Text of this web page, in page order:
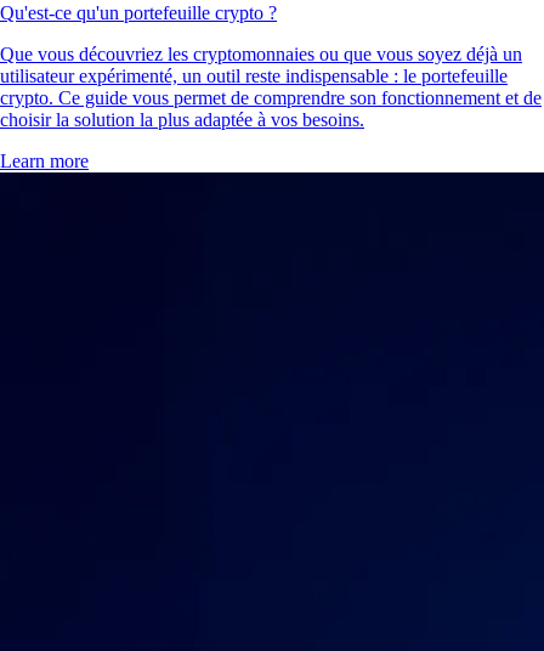
Qu'est-ce qu'un portefeuille crypto ?
Que vous découvriez les cryptomonnaies ou que vous soyez déjà un
utilisateur expérimenté, un outil reste indispensable : le portefeuille
crypto. Ce guide vous permet de comprendre son fonctionnement et de
choisir la solution la plus adaptée à vos besoins.
Learn more